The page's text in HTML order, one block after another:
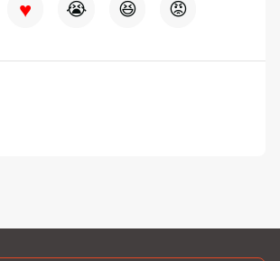
♥ 😭 😆 😡